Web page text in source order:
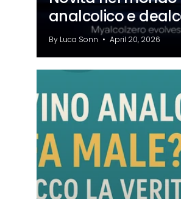
analcolico e
By Luca Sonn April 20, 2026